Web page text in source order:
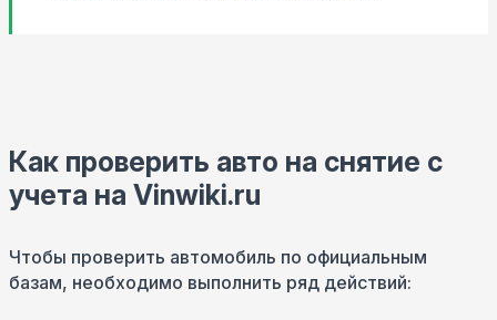
Как проверить авто на снятие с
учета на Vinwiki.ru
Чтобы проверить автомобиль по официальным
базам, необходимо выполнить ряд действий: